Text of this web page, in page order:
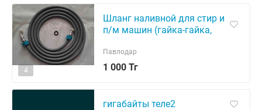
4
Шланг наливной для стир и
п/м машин (гайка-гайка,
(ВИРПласт, wirquin).
1 000 Тг
Павлодар
гигабайты теле2